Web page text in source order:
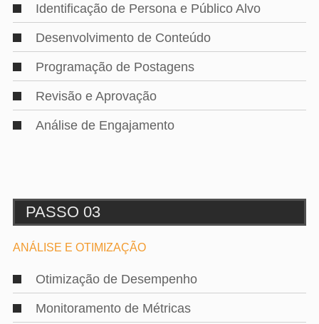
Identificação de Persona e Público Alvo
Desenvolvimento de Conteúdo
Programação de Postagens
Revisão e Aprovação
Análise de Engajamento
PASSO 03
ANÁLISE E OTIMIZAÇÃO
Otimização de Desempenho
Monitoramento de Métricas